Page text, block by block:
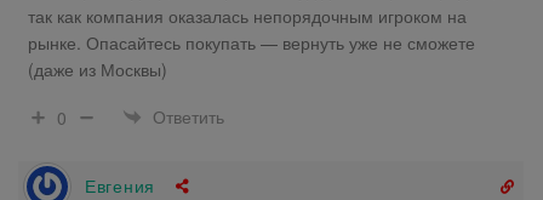
так как компания оказалась непорядочным игроком на
рынке. Опасайтесь покупать — вернуть уже не сможете
(даже из Москвы)
0
Ответить
Евгения